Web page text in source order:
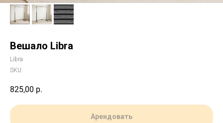
Вешало Libra
Libra
SKU:
825,00 р.
Арендовать